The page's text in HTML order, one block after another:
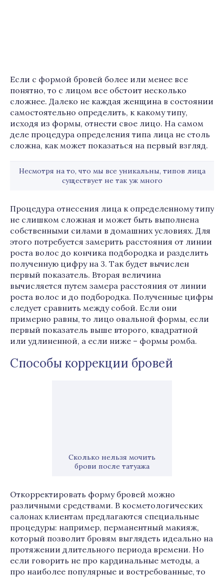
Если с формой бровей более или менее все
понятно, то с лицом все обстоит несколько
сложнее. Далеко не каждая женщина в состоянии
самостоятельно определить, к какому типу,
исходя из формы, отнести свое лицо. На самом
деле процедура определения типа лица не столь
сложна, как может показаться на первый взгляд.
Несмотря на то, что мы все уникальны, типов лица
существует не так уж много
Процедура отнесения лица к определенному типу
не слишком сложная и может быть выполнена
собственными силами в домашних условиях. Для
этого потребуется замерить расстояния от линии
роста волос до кончика подбородка и разделить
полученную цифру на 3. Так будет вычислен
первый показатель. Вторая величина
вычисляется путем замера расстояния от линии
роста волос и до подбородка. Полученные цифры
следует сравнить между собой. Если они
примерно равны, то лицо овальной формы, если
первый показатель выше второго, квадратной
или удлиненной, а если ниже – формы ромба.
Способы коррекции бровей
Сколько нельзя мочить
брови после татуажа
Откорректировать форму бровей можно
различными средствами. В косметологических
салонах клиентам предлагаются специальные
процедуры: например, перманентный макияж,
который позволит бровям выглядеть идеально на
протяжении длительного периода времени. Но
если говорить не про кардинальные методы, а
про наиболее популярные и востребованные, то